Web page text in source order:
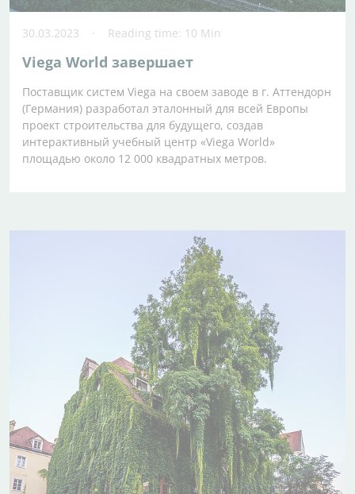
30.03.2023 Reading time: 10 Min
Viega World завершает
Поставщик систем Viega на своем заводе в г. Аттендорн
(Германия) разработал эталонный для всей Европы
проект строительства для будущего, создав
интерактивный учебный центр «Viega World»
площадью около 12 000 квадратных метров.